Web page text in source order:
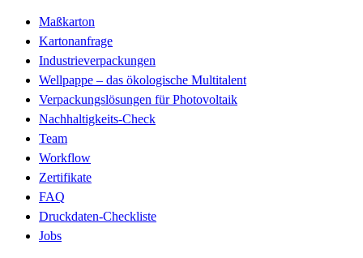
Maßkarton
Kartonanfrage
Industrieverpackungen
Wellpappe – das ökologische Multitalent
Verpackungslösungen für Photovoltaik
Nachhaltigkeits-Check
Team
Workflow
Zertifikate
FAQ
Druckdaten-Checkliste
Jobs